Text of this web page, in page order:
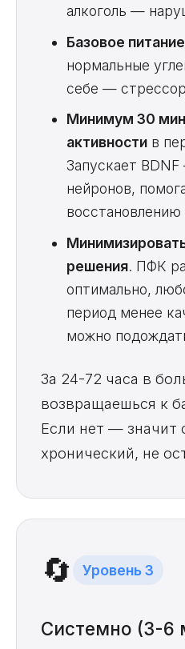
алкоголь —
Базовое питание
нормальные
себе — стрессор
Минимум 30
активности в
Запускает
нейронов,
восстановлению
решения. ПФК
оптимально,
период менее
можно
За 24-72 часа в
возвращаешься к
Если нет — значит
хронический, не
🔄 Уровень 3
Системно (3-6